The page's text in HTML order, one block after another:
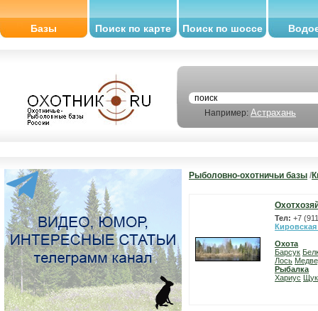
Базы Поиск по карте Поиск по шоссе
Например: Астрахань
Рыболовно-охотничьи базы /
Тел: +7
Кировская
Охота
Барсук
Лось
Рыбалка
Хариус